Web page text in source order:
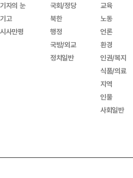
기자의 눈
기고
시사만평
국회/정당
북한
행정
국방/외교
정치일반
교육
노동
언론
환경
인권/복지
식품/의료
지역
인물
사회일반